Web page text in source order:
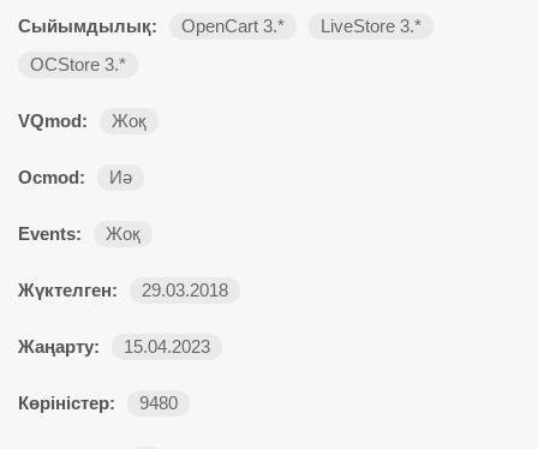
Сыйымдылық: OpenCart 3.*
LiveStore 3.*
OCStore 3.*
VQmod: Жоқ
Ocmod: Иә
Events: Жоқ
Жүктелген: 29.03.2018
Жаңарту: 15.04.2023
Көріністер: 9480